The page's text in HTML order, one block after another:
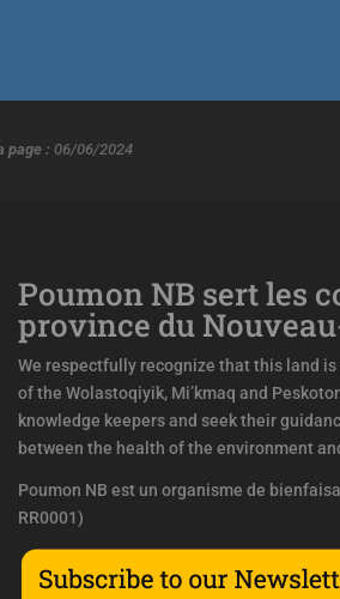
page : 06/06/2024
Poumon NB sert les
province du
We respectfully recognize that this land
of the Wolastoqiyik, Mi’kmaq and
knowledge keepers and seek their
between the health of the environment
Poumon NB est un organisme de
RR0001)